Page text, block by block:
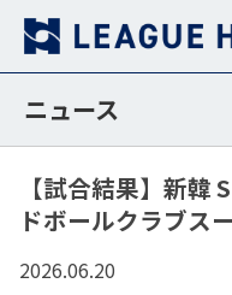
ニュース
【試合結果】新韓
ドボールクラブス
2026.06.20